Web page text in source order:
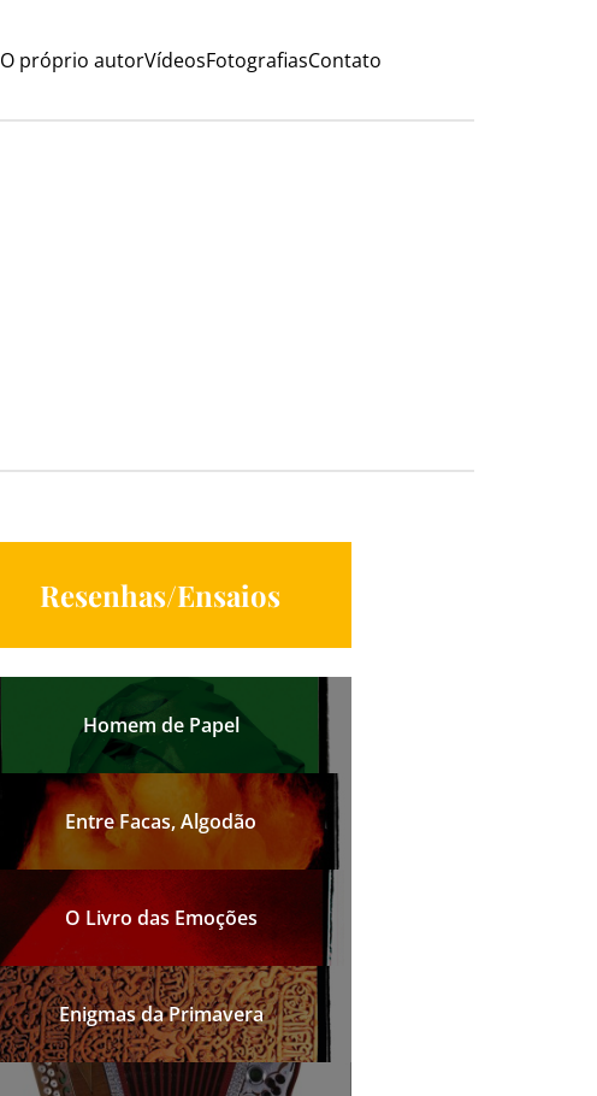
O próprio autorVídeosFotografiasContato
Resenhas/Ensaios
Homem de Papel
Entre Facas, Algodão
O Livro das Emoções
Enigmas da Primavera